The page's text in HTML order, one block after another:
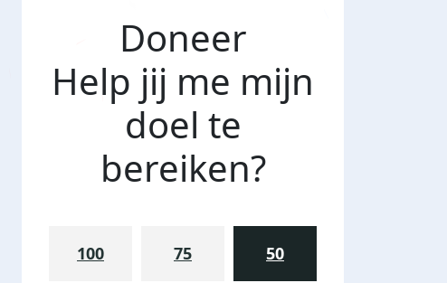
Doneer
Help jij me mijn
doel te
bereiken?
100 75 50